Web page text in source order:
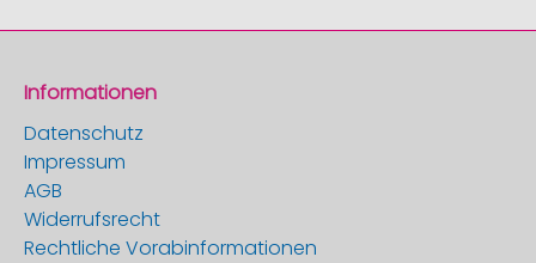
Informationen
Datenschutz
Impressum
AGB
Widerrufsrecht
Rechtliche Vorabinformationen